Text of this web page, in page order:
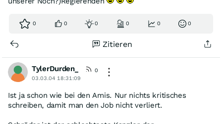
0 0 0 0 0 0
Zitieren
TylerDurden_
0
03.03.04 18:31:09
Ist ja schon wie bei den Amis. Nur nichts kritisches
schreiben, damit man den Job nicht verliert.